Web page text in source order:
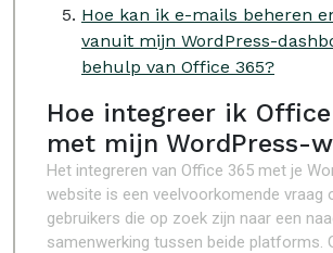
Hoe kan ik e-mails beheren
vanuit mijn WordPress-
behulp van Office 365?
Hoe integreer ik
met mijn WordPress-
Het integreren van Office 365 met je
website is een veelvoorkomende vraag
gebruikers die op zoek zijn naar een
samenwerking tussen beide platforms.